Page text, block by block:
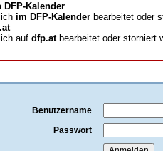
DFP-Kalender
im DFP-Kalender bearbeitet oder
auf dfp.atbearbeitet oder storniert
Benutzername
Passwort